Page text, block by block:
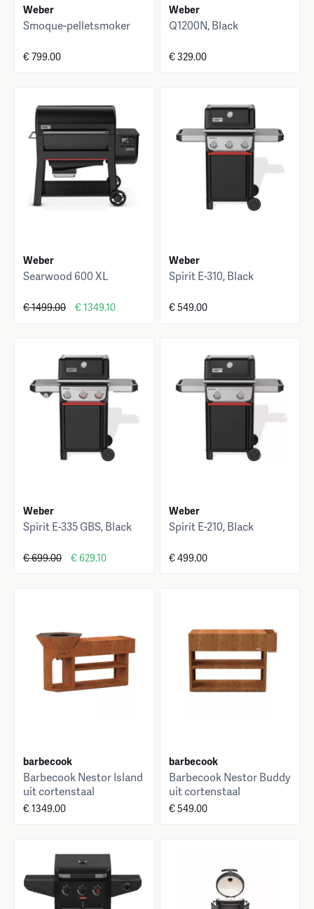
Weber
Smoque-pelletsmoker
€ 799.00
Weber
Q1200N, Black
€ 329.00
Weber
Searwood 600 XL
€ 1499.00 € 1349.10
Weber
Spirit E-310, Black
€ 549.00
Weber
Spirit E-335 GBS, Black
€ 699.00 € 629.10
Weber
Spirit E-210, Black
€ 499.00
barbecook
Barbecook Nestor Island
uit cortenstaal
190x55x100cm
€ 1349.00
barbecook
Barbecook Nestor Buddy
uit cortenstaal
133x55x90cm
€ 549.00